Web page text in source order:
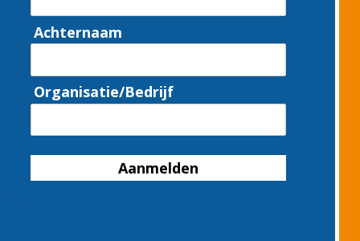
Achternaam
Organisatie/Bedrijf
Aanmelden